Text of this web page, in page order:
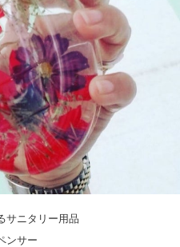
サニタリー用品
ンサー